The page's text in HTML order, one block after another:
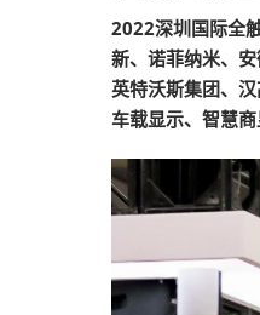
2022深圳国际全
新、诺菲纳米、
英特沃斯集团、
车载显示、智慧